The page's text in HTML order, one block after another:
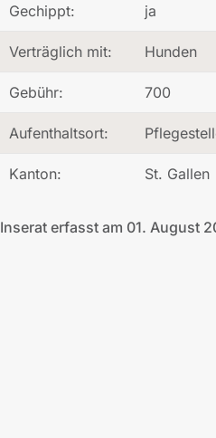
Gechippt: ja
Verträglich mit: Hunden
Gebühr: 700
Aufenthaltsort:
Kanton: St. Gallen
Inserat erfasst am 01. August